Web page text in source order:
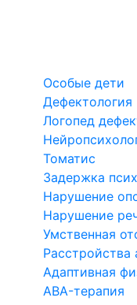
Особые дети
Дефектология
Логопед
Томатис
Задержка
Нарушение
Нарушение
Умственная
Расстройства
Адаптивная
ABA-терапия